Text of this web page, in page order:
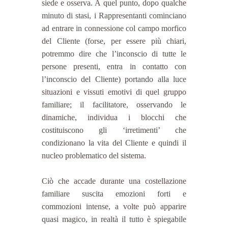
siede e osserva. A quel punto, dopo qualche
minuto di stasi, i Rappresentanti cominciano
ad entrare in connessione col campo morfico
del Cliente (forse, per essere più chiari,
potremmo dire che l’inconscio di tutte le
persone presenti, entra in contatto con
l’inconscio del Cliente) portando alla luce
situazioni e vissuti emotivi di quel gruppo
familiare; il facilitatore, osservando le
dinamiche, individua i blocchi che
costituiscono gli ‘irretimenti’ che
condizionano la vita del Cliente e quindi il
nucleo problematico del sistema.
Ciò che accade durante una costellazione
familiare suscita emozioni forti e
commozioni intense, a volte può apparire
quasi magico, in realtà il tutto è spiegabile